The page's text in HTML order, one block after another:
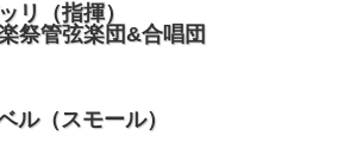
リ（指揮）
祭管弦楽団&合唱団
（スモール）